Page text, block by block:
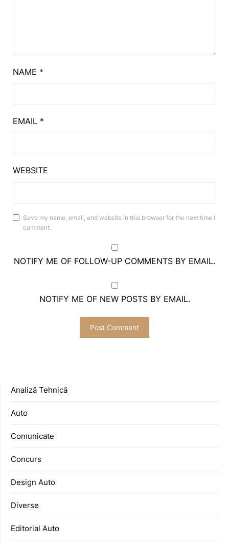
NAME *
EMAIL *
WEBSITE
Save my name, email, and website in this browser for the next time I
comment.
NOTIFY ME OF FOLLOW-UP COMMENTS BY EMAIL.
NOTIFY ME OF NEW POSTS BY EMAIL.
Analiză Tehnică
Auto
Comunicate
Concurs
Design Auto
Diverse
Editorial Auto